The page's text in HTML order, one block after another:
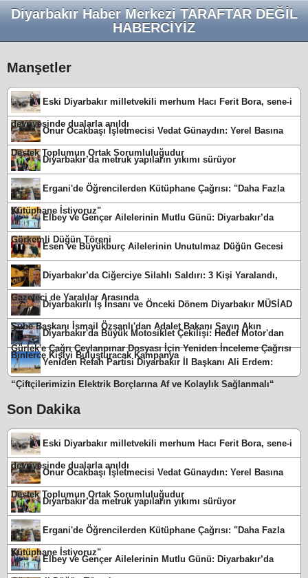
Diyarbakır Haber Merkezi TARAFTAR DEĞİL
HABERCİYİZ
Manşetler
Eski Diyarbakır milletvekili merhum Hacı Ferit Bora, sene-i
devriyesinde dualarla anıldı
Onur Ocakbaşı İşletmecisi Vedat Günaydın: Yerel Basına
Destek Toplumun Ortak Sorumluluğudur
Diyarbakır’da metruk yapıların yıkımı sürüyor
Ergani'de Öğrencilerden Kütüphane Çağrısı: "Daha Fazla
Kütüphane İstiyoruz"
Elbey ve Gençer Ailelerinin Mutlu Günü: Diyarbakır’da
Görkemli Düğün Töreni
Esen ve Büyükburç Ailelerinin Unutulmaz Düğün Gecesi
Diyarbakır’da Ciğerciye Silahlı Saldırı: 3 Kişi Yaralandı,
Gazeteci de Yaralılar Arasında
Diyarbakırlı İş İnsanı ve Önceki Dönem Diyarbakır MÜSİAD
Şube Başkanı İsmail Özşanlı'dan Adalet Bakanı Sayın Akın
Gürlek'e Çağrı Ceylanpınar Dosyası İçin Yeniden İnceleme Çağrısı
Diyarbakır'da Büyük Motosiklet Çekilişi: Hedef Motor'dan
Binlerce Kişiyi Buluşturacak Kampanya
Yeniden Refah Partisi Diyarbakır İl Başkanı Ali Erdem:
“Çiftçilerimizin Elektrik Borçlarına Af ve Kolaylık Sağlanmalı“
Son Dakika
Eski Diyarbakır milletvekili merhum Hacı Ferit Bora, sene-i
devriyesinde dualarla anıldı
Onur Ocakbaşı İşletmecisi Vedat Günaydın: Yerel Basına
Destek Toplumun Ortak Sorumluluğudur
Diyarbakır’da metruk yapıların yıkımı sürüyor
Ergani'de Öğrencilerden Kütüphane Çağrısı: "Daha Fazla
Kütüphane İstiyoruz"
Elbey ve Gençer Ailelerinin Mutlu Günü: Diyarbakır’da